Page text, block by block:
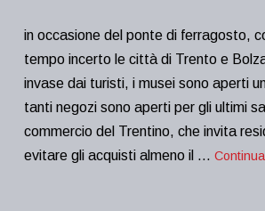
in occasione del ponte di ferragosto,
tempo incerto le città di Trento e
invase dai turisti, i musei sono aperti
tanti negozi sono aperti per gli ultimi
commercio del Trentino, che invita
evitare gli acquisti almeno il …